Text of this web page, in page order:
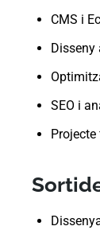
CMS i
SEO i